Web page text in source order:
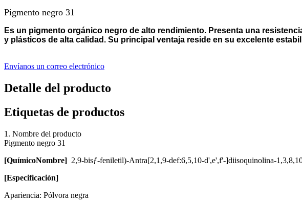
Pigmento negro 31
Es un pigmento orgánico negro de alto rendimiento. Presenta una
y plásticos de alta calidad. Su principal ventaja reside en su excelente
Envíanos un correo electrónico
Detalle del producto
Etiquetas de productos
1. Nombre del producto
Pigmento negro 31
[QuímicoNombre] 2,9-bisƒ-feniletil)-Antra[2,1,9-def:6,5,10-d',e',f'-]diisoquinolina-
[Especificación]
Apariencia: Pólvora negra